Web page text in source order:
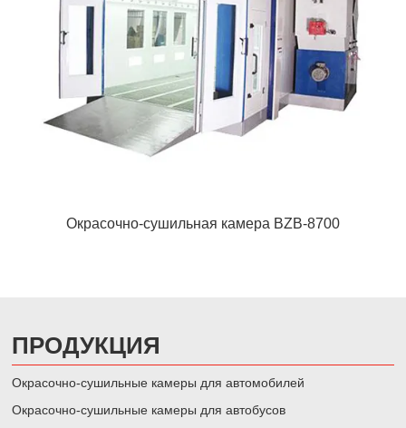
Окрасочно-сушильная камера BZB-8700
ПРОДУКЦИЯ
Окрасочно-сушильные камеры для автомобилей
Окрасочно-сушильные камеры для автобусов